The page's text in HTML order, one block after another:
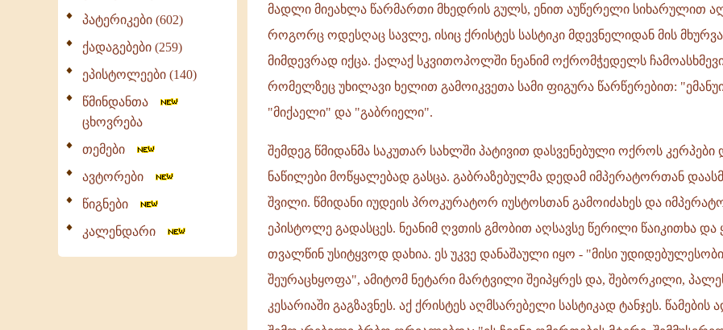
პატერიკები (602)
ქადაგებები (259)
ეპისტოლეები (140)
წმინდანთა
ცხოვრება
თემები
ავტორები
წიგნები
კალენდარი
მადლი მიეახლა წარმართი მხედრის გულს, ენით აუწერელი სიხარულით
როგორც ოდესღაც სავლე, ისიც ქრისტეს სასტიკი მდევნელიდან მის
მიმდევრად იქცა. ქალაქ სკვითოპოლში ნეანიმ ოქრომჭედელს
რომელზეც უხილავი ხელით გამოიკვეთა სამი ფიგურა წარწერებით:
"მიქაელი" და "გაბრიელი".
შემდეგ წმიდანმა საკუთარ სახლში პატივით დასვენებული ოქროს კერპები
ნაწილები მოწყალებად გასცა. გაბრაზებულმა დედამ იმპერატორთან
შვილი. წმიდანი იუდეის პროკურატორ იუსტოსთან გამოიძახეს და
ეპისტოლე გადასცეს. ნეანიმ ღვთის გმობით აღსავსე წერილი წაიკითხა და
თვალწინ უსიტყვოდ დახია. ეს უკვე დანაშაული იყო - "მისი
შეურაცხყოფა", ამიტომ ნეტარი მარტვილი შეიპყრეს და, შებორკილი,
კესარიაში გაგზავნეს. აქ ქრისტეს აღმსარებელი სასტიკად ტანჯეს. წამების